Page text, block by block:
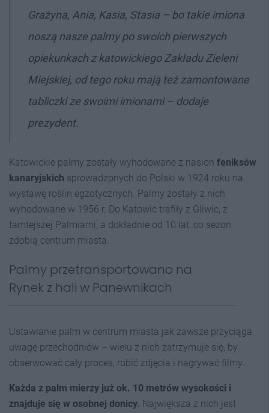
Grażyna, Ania, Kasia, Stasia – bo takie imiona
noszą nasze palmy po swoich pierwszych
opiekunkach z katowickiego Zakładu Zieleni
Miejskiej, od tego roku mają też zamontowane
tabliczki ze swoimi imionami – dodaje
prezydent.
Katowickie palmy zostały wyhodowane z nasion feniksów
kanaryjskich sprowadzonych do Polski w 1924 roku na
wystawę roślin egzotycznych. Palmy zostały z nich
wyhodowane w 1956 r. Do Katowic trafiły z Gliwic, z
tamtejszej Palmiarni, a dokładnie od 10 lat, co sezon
zdobią centrum miasta.
Palmy przetransportowano na
Rynek z hali w Panewnikach
Ustawianie palm w centrum miasta jak zawsze przyciąga
uwagę przechodniów – wielu z nich zatrzymuje się, by
obserwować cały proces, robić zdjęcia i nagrywać filmy.
Każda z palm mierzy już ok. 10 metrów wysokości i
znajduje się w osobnej donicy. Największa z nich jest